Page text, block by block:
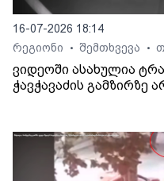
16-07-2026 18:14
რეგიონი
• შემთხვევა •
ვიდეოში ასახულია
ჭავჭავაძის გამზირზე